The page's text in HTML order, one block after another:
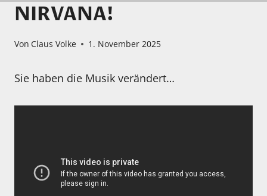
NIRVANA!
Von Claus Volke 1. November 2025
Sie haben die Musik verändert…